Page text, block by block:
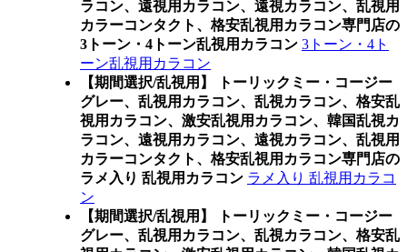
ラコン、遠視用カラコン、遠視カラコン、乱視用
カラーコンタクト、格安乱視用カラコン専門店の
3トーン・4トーン乱視用カラコン 3トーン・4ト
ーン乱視用カラコン
【期間選択/乱視用】 トーリックミー・コージー
グレー、乱視用カラコン、乱視カラコン、格安乱
視用カラコン、激安乱視用カラコン、韓国乱視カ
ラコン、遠視用カラコン、遠視カラコン、乱視用
カラーコンタクト、格安乱視用カラコン専門店の
ラメ入り 乱視用カラコン ラメ入り 乱視用カラコ
ン
【期間選択/乱視用】 トーリックミー・コージー
グレー、乱視用カラコン、乱視カラコン、格安乱